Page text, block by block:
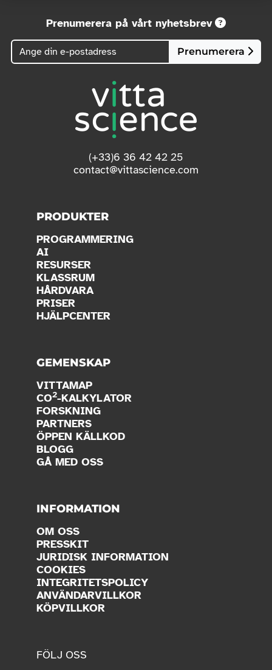
Prenumerera på vårt nyhetsbrev
Prenumerera
(+33)6 36 42 42 25
contact@vittascience.com
PRODUKTER
PROGRAMMERING
AI
RESURSER
KLASSRUM
HÅRDVARA
PRISER
HJÄLPCENTER
GEMENSKAP
VITTAMAP
CO2-KALKYLATOR
FORSKNING
PARTNERS
ÖPPEN KÄLLKOD
BLOGG
GÅ MED OSS
INFORMATION
OM OSS
PRESSKIT
JURIDISK INFORMATION
COOKIES
INTEGRITETSPOLICY
ANVÄNDARVILLKOR
KÖPVILLKOR
FÖLJ OSS